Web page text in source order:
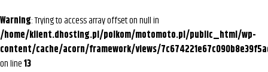
Warning : Trying to access array offset on null in
/home/klient.dhosting.pl/polkom/motomoto.pl/public_html/wp-
content/cache/acorn/framework/views/
on line13